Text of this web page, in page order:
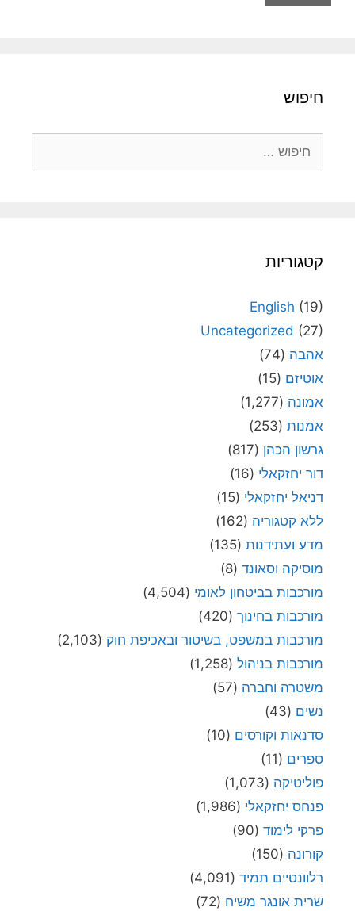
חיפוש
קטגוריות
English (19)
Uncategorized (27)
אהבה (74)
אוטיזם (15)
אמונה (1,277)
אמנות (253)
גרשון הכהן (817)
דור יחזקאלי (16)
דניאל יחזקאלי (15)
ללא קטגוריה (162)
מדע ועתידנות (135)
מוסיקה וסאונד (8)
מורכבות בביטחון לאומי (4,504)
מורכבות בחינוך (420)
מורכבות במשפט, בשיטור ובאכיפת חוק (2,103)
מורכבות בניהול (1,258)
משטרה וחברה (57)
נשים (43)
סדנאות וקורסים (10)
ספרים (11)
פוליטיקה (1,073)
פנחס יחזקאלי (1,986)
פרקי לימוד (90)
קורונה (150)
רלוונטיים תמיד (4,091)
שרית אונגר משיח (72)